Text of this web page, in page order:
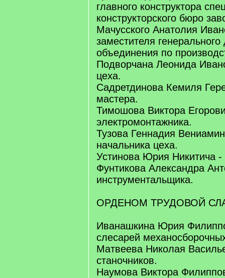
главного конструктора
конструкторского бюро
Мачусского Анатолия
заместителя генерального
объединения по
Подворчана Леонида
цеха.
Садретдинова Кемиля
мастера.
Тимошова Виктора
электромонтажника.
Тузова Геннадия
начальника цеха.
Устинова Юрия Никитича
Фунтикова Александра
инструментальщика.
ОРДЕНОМ ТРУДОВОЙ
Иванашкина Юрия
слесарей
Матвеева Николая
станочников.
Наумова Виктора